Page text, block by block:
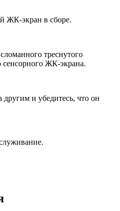
ЖК-экран в сборе.
треснутого
сенсорного ЖК-экрана.
и убедитесь, что он